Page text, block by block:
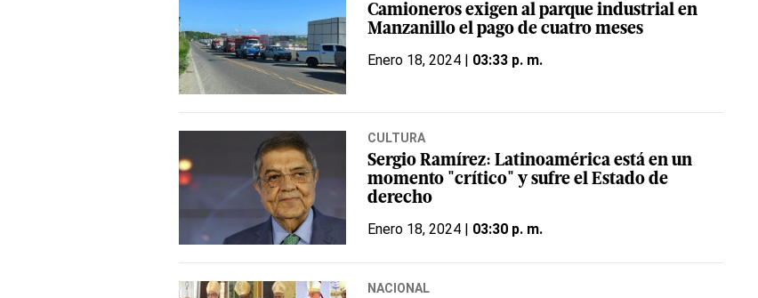
Camioneros exigen al parque industrial en
Manzanillo el pago de cuatro meses
Enero 18, 2024 | 03:33 p. m.
CULTURA
Sergio Ramírez: Latinoamérica está en un
momento "crítico" y sufre el Estado de
derecho
Enero 18, 2024 | 03:30 p. m.
NACIONAL